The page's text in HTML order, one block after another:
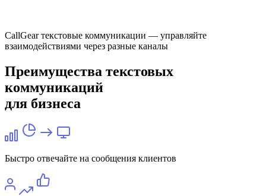
CallGear текстовые коммуникации — управляйте
взаимодействиями через разные каналы
Преимущества текстовых
коммуникаций
для бизнеса
Быстро отвечайте на сообщения клиентов